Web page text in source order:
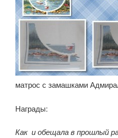
матрос с замашками
Награды:
Как и обещала в прошлый